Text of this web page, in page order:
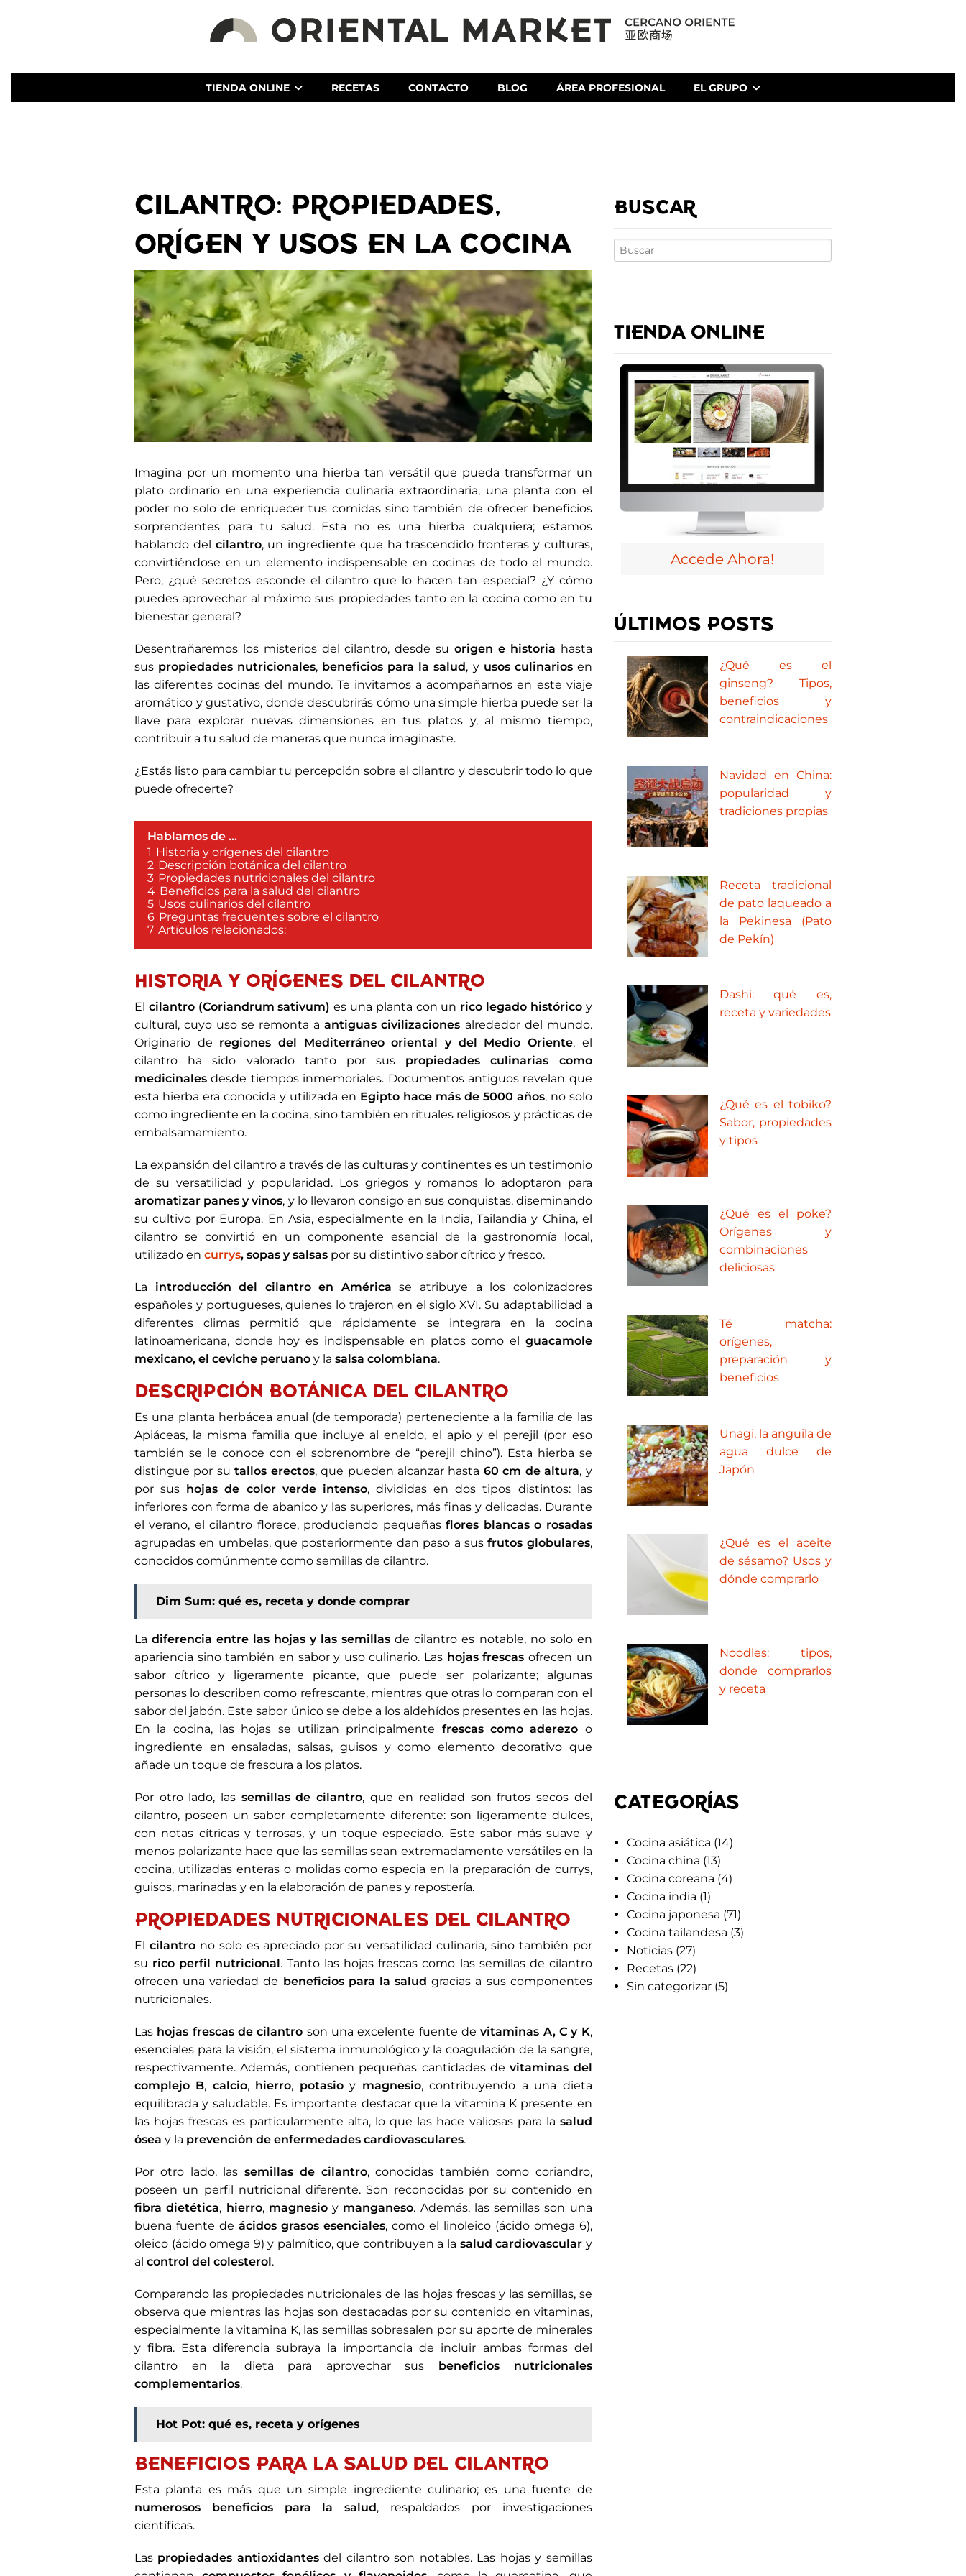
TIENDA ONLINE RECETAS CONTACTO BLOG ÁREA PROFESIONAL EL GRUPO
CILANTRO: PROPIEDADES,
ORÍGEN Y USOS EN LA COCINA
Imagina por un momento una hierba tan versátil que pueda transformar un
plato ordinario en una experiencia culinaria extraordinaria, una planta con el
poder no solo de enriquecer tus comidas sino también de ofrecer beneficios
sorprendentes para tu salud. Esta no es una hierba cualquiera; estamos
hablando del cilantro, un ingrediente que ha trascendido fronteras y culturas,
convirtiéndose en un elemento indispensable en cocinas de todo el mundo.
Pero, ¿qué secretos esconde el cilantro que lo hacen tan especial? ¿Y cómo
puedes aprovechar al máximo sus propiedades tanto en la cocina como en tu
bienestar general?
Desentrañaremos los misterios del cilantro, desde suorigen e historia hasta
sus propiedades nutricionales, beneficios para la salud, y usos culinariosen
las diferentes cocinas del mundo. Te invitamos a acompañarnos en este viaje
aromático y gustativo, donde descubrirás cómo una simple hierba puede ser la
llave para explorar nuevas dimensiones en tus platos y, al mismo tiempo,
contribuir a tu salud de maneras que nunca imaginaste.
¿Estás listo para cambiar tu percepción sobre el cilantro y descubrir todo lo que
puede ofrecerte?
Hablamos de ...
1 Historia y orígenes del cilantro
2 Descripción botánica del cilantro
3 Propiedades nutricionales del cilantro
4 Beneficios para la salud del cilantro
5 Usos culinarios del cilantro
6 Preguntas frecuentes sobre el cilantro
7 Artículos relacionados:
HISTORIA Y ORÍGENES DEL CILANTRO
El cilantro (Coriandrum sativum) es una planta con un rico legado históricoy
cultural, cuyo uso se remonta aantiguas civilizaciones alrededor del mundo.
Originario de regiones del Mediterráneo oriental y del Medio Oriente, el
cilantro ha sido valorado tanto por sus propiedades culinarias como
medicinales desde tiempos inmemoriales. Documentos antiguos revelan que
esta hierba era conocida y utilizada en Egipto hace más de 5000 años, no solo
como ingrediente en la cocina, sino también en rituales religiosos y prácticas de
embalsamamiento.
La expansión del cilantro a través de las culturas y continentes es un testimonio
de su versatilidad y popularidad. Los griegos y romanos lo adoptaron para
aromatizar panes y vinos, y lo llevaron consigo en sus conquistas, diseminando
su cultivo por Europa. En Asia, especialmente en la India, Tailandia y China, el
cilantro se convirtió en un componente esencial de la gastronomía local,
utilizado en currys, sopas y salsas por su distintivo sabor cítrico y fresco.
La introducción del cilantro en América se atribuye a los colonizadores
españoles y portugueses, quienes lo trajeron en el siglo XVI. Su adaptabilidad a
diferentes climas permitió que rápidamente se integrara en la cocina
latinoamericana, donde hoy es indispensable en platos como el guacamole
mexicano, el ceviche peruano y la salsa colombiana.
DESCRIPCIÓN BOTÁNICA DEL CILANTRO
Es una planta herbácea anual (de temporada) perteneciente a la familia de las
Apiáceas, la misma familia que incluye al eneldo, el apio y el perejil (por eso
también se le conoce con el sobrenombre de “perejil chino”). Esta hierba se
distingue por sutallos erectos, que pueden alcanzar hasta 60 cm de altura, y
por sus hojas de color verde intenso, divididas en dos tipos distintos: las
inferiores con forma de abanico y las superiores, más finas y delicadas. Durante
el verano, el cilantro florece, produciendo pequeñasflores blancas o rosadas
agrupadas en umbelas, que posteriormente dan paso a susfrutos globulares,
conocidos comúnmente como semillas de cilantro.
Dim Sum: qué es, receta y donde comprar
Ladiferencia entre las hojas y las semillas de cilantro es notable, no solo en
apariencia sino también en sabor y uso culinario. Las hojas frescas ofrecen un
sabor cítrico y ligeramente picante, que puede ser polarizante; algunas
personas lo describen como refrescante, mientras que otras lo comparan con el
sabor del jabón. Este sabor único se debe a los aldehídos presentes en las hojas.
En la cocina, las hojas se utilizan principalmente frescas como aderezo o
ingrediente en ensaladas, salsas, guisos y como elemento decorativo que
añade un toque de frescura a los platos.
Por otro lado, las semillas de cilantro, que en realidad son frutos secos del
cilantro, poseen un sabor completamente diferente: son ligeramente dulces,
con notas cítricas y terrosas, y un toque especiado. Este sabor más suave y
menos polarizante hace que las semillas sean extremadamente versátiles en la
cocina, utilizadas enteras o molidas como especia en la preparación de currys,
guisos, marinadas y en la elaboración de panes y repostería.
PROPIEDADES NUTRICIONALES DEL CILANTRO
El cilantrono solo es apreciado por su versatilidad culinaria, sino también por
su rico perfil nutricional. Tanto las hojas frescas como las semillas de cilantro
ofrecen una variedad de beneficios para la salud gracias a sus componentes
nutricionales.
Las hojas frescas de cilantro son una excelente fuente devitaminas A, C y K,
esenciales para la visión, el sistema inmunológico y la coagulación de la sangre,
respectivamente. Además, contienen pequeñas cantidades devitaminas del
complejo B, calcio, hierro, potasioy magnesio, contribuyendo a una dieta
equilibrada y saludable. Es importante destacar que la vitamina K presente en
las hojas frescas es particularmente alta, lo que las hace valiosas para la salud
ósea y la prevención de enfermedades cardiovasculares.
Por otro lado, lassemillas de cilantro, conocidas también como coriandro,
poseen un perfil nutricional diferente. Son reconocidas por su contenido en
fibra dietética, hierro, magnesioy manganeso. Además, las semillas son una
buena fuente de ácidos grasos esenciales, como el linoleico (ácido omega 6),
oleico (ácido omega 9) y palmítico, que contribuyen a la salud cardiovascular y
al control del colesterol.
Comparando las propiedades nutricionales de las hojas frescas y las semillas, se
observa que mientras las hojas son destacadas por su contenido en vitaminas,
especialmente la vitamina K, las semillas sobresalen por su aporte de minerales
y fibra. Esta diferencia subraya la importancia de incluir ambas formas del
cilantro en la dieta para aprovechar sus beneficios nutricionales
complementarios.
Hot Pot: qué es, receta y orígenes
BENEFICIOS PARA LA SALUD DEL CILANTRO
Esta planta es más que un simple ingrediente culinario; es una fuente de
numerosos beneficios para la salud, respaldados por investigaciones
científicas.
Las propiedades antioxidantesdel cilantro son notables. Las hojas y semillas
BUSCAR
TIENDA ONLINE
Accede Ahora!
ÚLTIMOS POSTS
¿Qué es el
ginseng? Tipos,
beneficios y
contraindicaciones
Navidad en China:
popularidad y
tradiciones propias
Receta tradicional
de pato laqueado a
la Pekinesa (Pato
de Pekín)
Dashi: qué es,
receta y variedades
¿Qué es el tobiko?
Sabor, propiedades
y tipos
¿Qué es el poke?
Orígenes y
combinaciones
deliciosas
Té matcha:
orígenes,
preparación y
beneficios
Unagi, la anguila de
agua dulce de
Japón
¿Qué es el aceite
de sésamo? Usos y
dónde comprarlo
Noodles: tipos,
donde comprarlos
y receta
CATEGORÍAS
Cocina asiática (14)
Cocina china (13)
Cocina coreana (4)
Cocina india (1)
Cocina japonesa (71)
Cocina tailandesa (3)
Noticias(27)
Recetas(22)
Sin categorizar(5)